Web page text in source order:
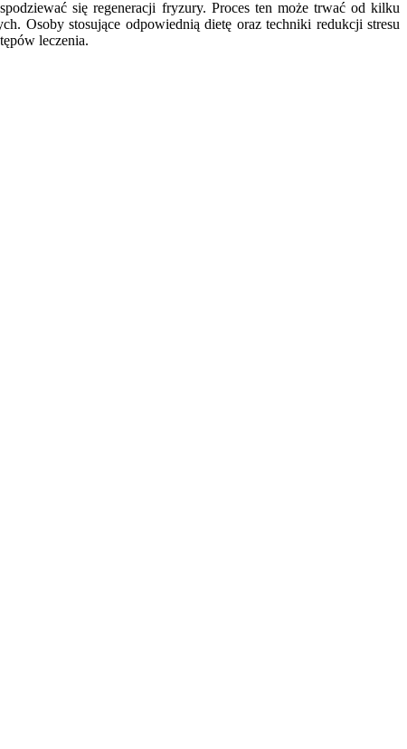
się regeneracji fryzury. Proces ten może trwać od kilku
Osoby stosujące odpowiednią dietę oraz techniki redukcji stresu
leczenia.